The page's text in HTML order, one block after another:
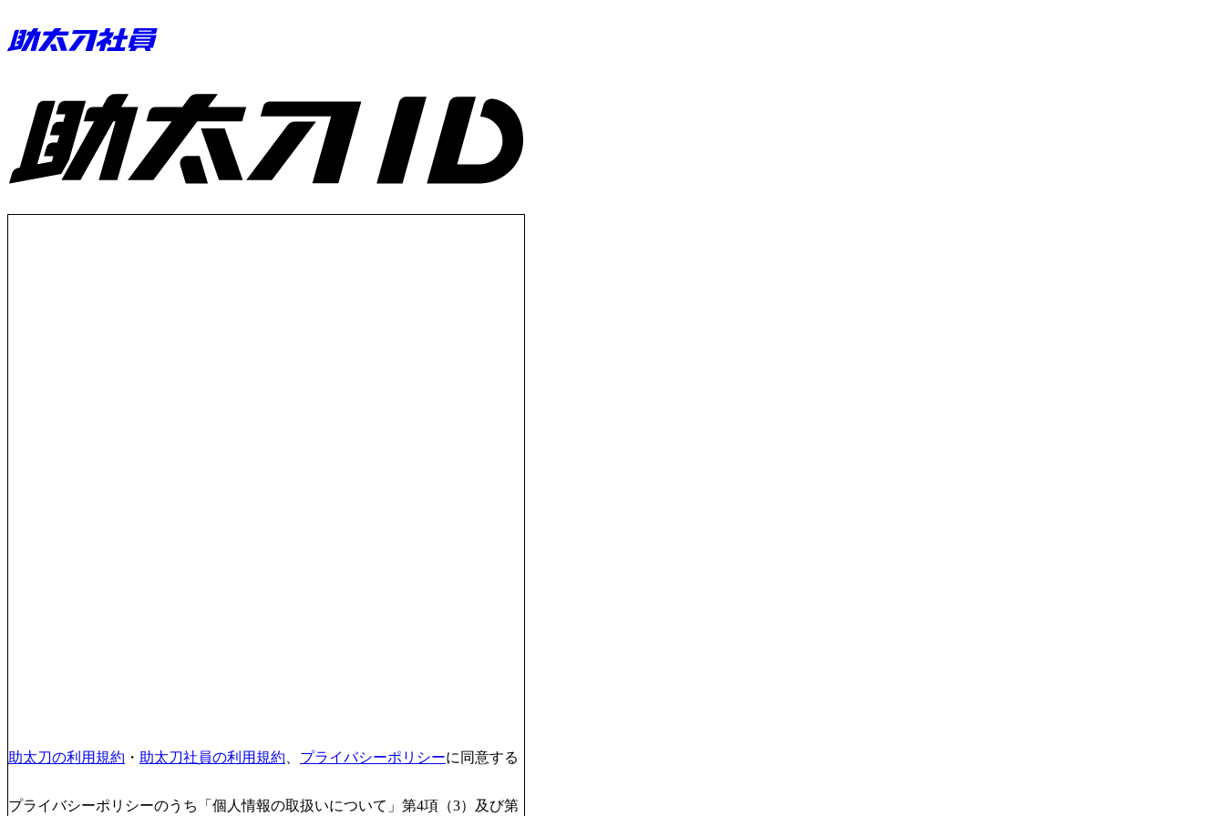
助太刀ID
助太刀の利用規約 ・ 助太刀社員の利用規約 プライバシーポリシーに同意する
プライバシーポリシーのうち「個人情報の取扱いについて」第4項（3）及び第